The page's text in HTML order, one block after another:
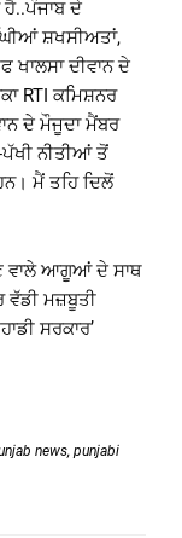
ਦੇ
ਸ਼ਖਸੀਅਤਾਂ,
ਖਾਲਸਾ ਦੀਵਾਨ ਦੇ
RTI ਕਮਿਸ਼ਨਰ
ਦੇ ਮੌਜੂਦਾ ਮੈਂਬਰ
ਨੀਤੀਆਂ ਤੋਂ
ਮੈਂ ਤਹਿ ਦਿਲੋਂ
ਵਾਲੇ ਆਗੂਆਂ ਦੇ ਸਾਥ
ਵੱਡੀ ਮਜ਼ਬੂਤੀ
ਸਰਕਾਰ’
news, punjabi